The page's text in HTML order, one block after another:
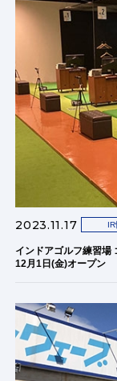
2023.11.17 IR
インドアゴルフ練習場
12月1日(金)オープン